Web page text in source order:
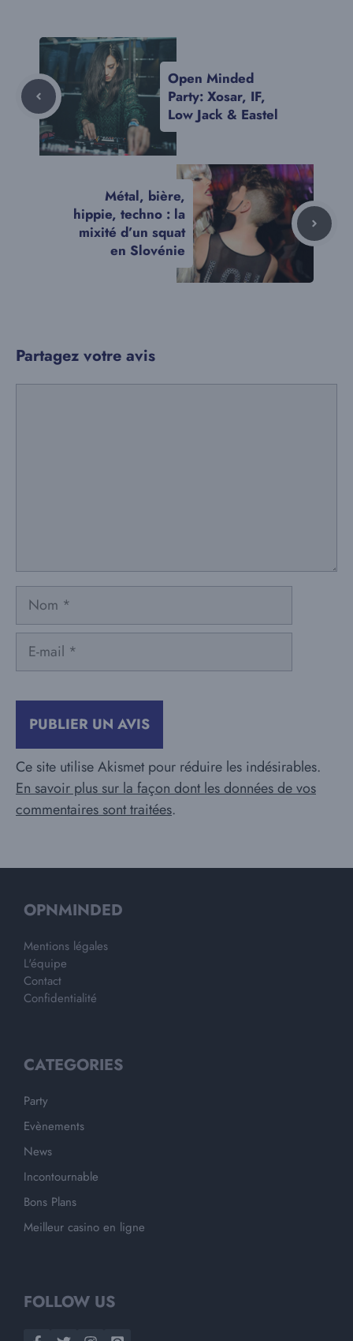
Open Minded
Party: Xosar, IF,
Low Jack & Eastel
Métal, bière,
hippie, techno : la
mixité d’un squat
en Slovénie
Partagez votre avis
Nom
mail
Ce site utilise Akismet pour réduire les indésirables.
En savoir plus sur la façon dont les données de vos
commentaires sont traitées.
OPNMINDED
Mentions légales
L'équipe
Contact
Confidentialité
CATEGORIES
Party
Evènements
News
Incontournable
Bons Plans
Meilleur casino en ligne
FOLLOW US